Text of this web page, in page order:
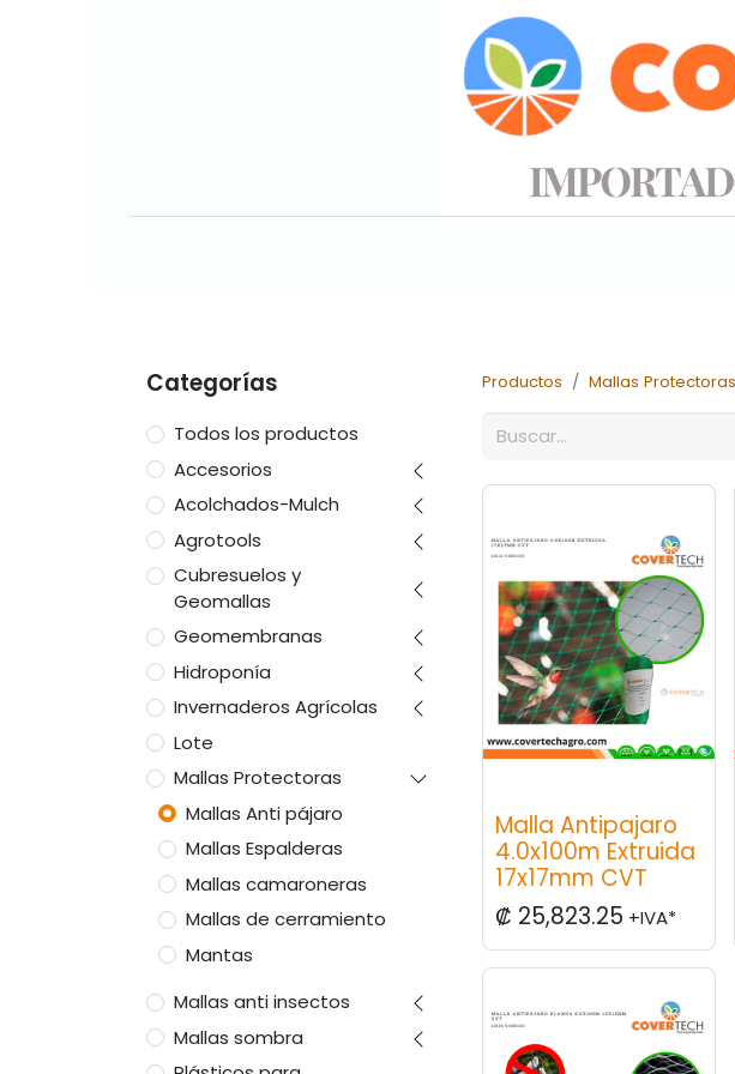
Categorías
Todos los productos
Accesorios
Acolchados-Mulch
Agrotools
Cubresuelos y
Geomallas
Geomembranas
Hidroponía
Invernaderos Agrícolas
Lote
Mallas Protectoras
Mallas Anti pájaro
Mallas Espalderas
Mallas camaroneras
Mallas de cerramiento
Mantas
Mallas anti insectos
Mallas sombra
Productos Mallas Protectoras
Malla Antipajaro
4.0x100m Extruida
17x17mm CVT
₡ 25,823.25 +IVA*